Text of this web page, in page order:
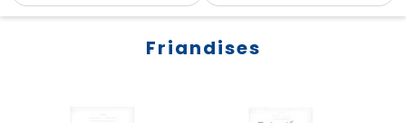
Friandises